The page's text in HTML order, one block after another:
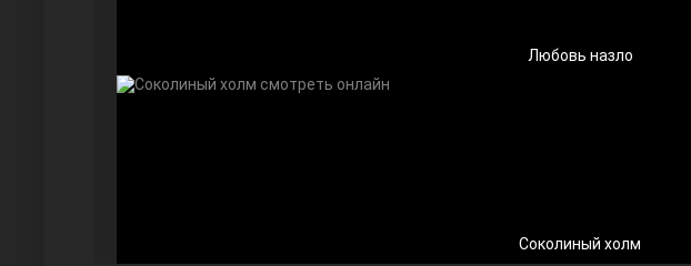
Любовь назло
Соколиный холм